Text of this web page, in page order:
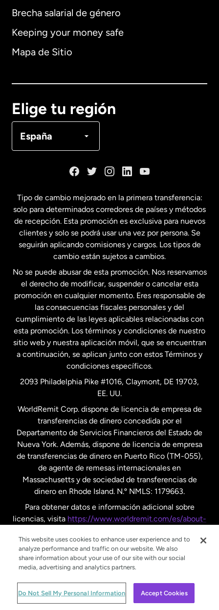
Brecha salarial de género
Keeping your money safe
Mapa de Sitio
Elige tu región
España
Alemania
Français
Estados Unidos English
Estados Unidos Español
Francia
Malasia
Nueva Zelanda
Países Bajos
Suecia
Tipo de cambio mejorado en la primera transferencia:
solo para determinados corredores de países y métodos
de recepción. Esta promoción es exclusiva para nuevos
clientes y solo se podrá usar una vez por persona. Se
seguirán aplicando comisiones y cargos. Los tipos de
cambio están sujetos a cambios.
No se puede abusar de esta promoción. Nos reservamos
el derecho de modificar, suspender o cancelar esta
promoción en cualquier momento. Eres responsable de
las consecuencias fiscales personales y del
cumplimiento de las leyes aplicables relacionadas con
esta promoción. Los términos y condiciones de nuestro
sitio web y nuestra aplicación móvil, que se encuentran
a continuación, se aplican junto con estos Términos y
condiciones específicos.
2093 Philadelphia Pike #1016, Claymont, DE 19703,
EE. UU.
WorldRemit Corp. dispone de licencia de empresa de
transferencias de dinero concedida por el
Departamento de Servicios Financieros del Estado de
Nueva York. Además, dispone de licencia de empresa
de transferencias de dinero en Puerto Rico (TM-055),
de agente de remesas internacionales en
Massachusetts y de sociedad de transferencias de
dinero en Rhode Island. N.º NMLS: 1179663.
Para obtener datos e información adicional sobre
licencias, visita https://www.worldremit.com/es/about-
© WorldRemit 2024
This website uses cookies to enhance user experience and to
analyze performance and traffic on our website. We also
share information about your use of our site with our social
media, advertising and analytics partners.
Do Not Sell My Personal Information Accept Cookies